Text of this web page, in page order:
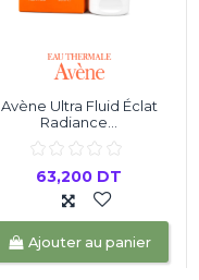
Avène Ultra Fluid Éclat
Radiance...
63,200 DT
Ajouter au panier